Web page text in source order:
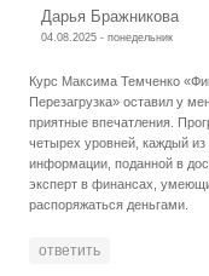
Дарья Бражникова
04.08.2025 - понедельник
Курс Максима Темченко
Перезагрузка» оставил у
приятные впечатления.
четырех уровней, каждый
информации, поданной в
эксперт в финансах,
распоряжаться деньгами.
ответить